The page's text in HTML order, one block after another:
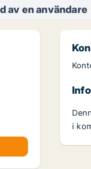
av en användare
i